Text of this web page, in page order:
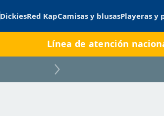
DickiesRed KapCamisas y blusasPlayeras y
Línea de atención